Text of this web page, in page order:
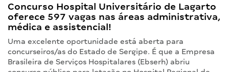
Concurso Hospital Universitário de Lagarto
oferece 597 vagas nas áreas administrativa,
médica e assistencial!
Uma excelente oportunidade está aberta para
concurseiros/as do Estado de Sergipe. É que a Empresa
Brasileira de Serviços Hospitalares (Ebserh) abriu